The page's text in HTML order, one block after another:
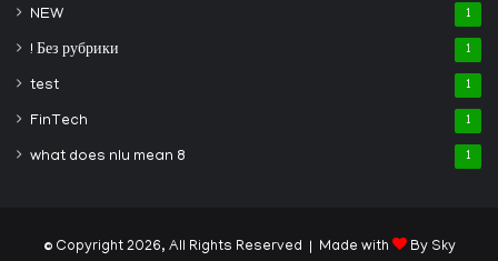
NEW 1
! Без рубрики 1
test 1
FinTech 1
what does nlu mean 8 1
© Copyright 2026, All Rights Reserved | Made with By Sky